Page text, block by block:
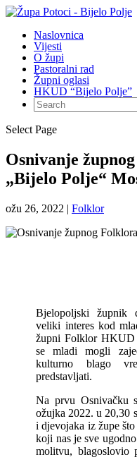
Naslovnica
Vijesti
O župi
Pastoralni rad
Župni oglasi
HKUD “Bijelo Polje”
Select Page
Osnivanje
„Bijelo Polje“
ožu 26, 2022 | Folklor
Bjelopoljski župnik
veliki interes kod
župni Folklor HKUD
se mladi mogli
kulturno blago
predstavljati.
Na prvu Osnivačku
ožujka 2022. u 20,30
i djevojaka iz župe
koji nas je sve
molitvu, blagoslovio